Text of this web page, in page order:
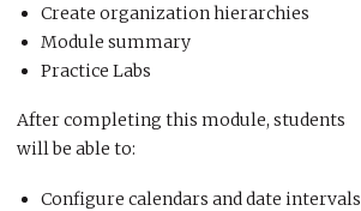
Create organization hierarchies
Module summary
Practice Labs
After completing this module, students
will be able to:
Configure calendars and date intervals